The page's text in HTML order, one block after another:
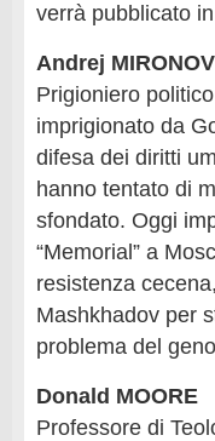
verrà pubblicato
Andrej MIRONOV
Prigioniero
imprigionato da
difesa dei diritti
hanno tentato di
sfondato. Oggi
“Memorial” a
resistenza
Mashkhadov per
problema del
Donald MOORE
Professore di